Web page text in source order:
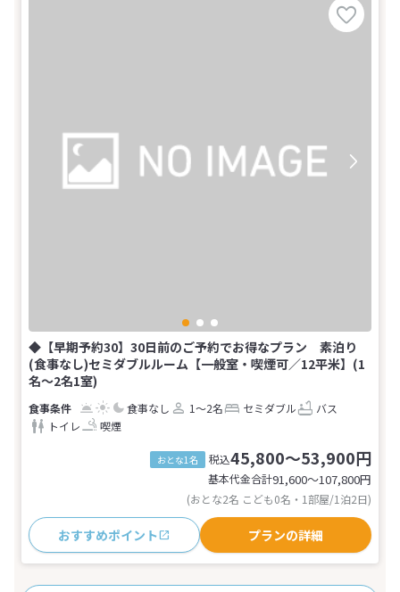
◆【早期予約30】30日前のご予約でお得なプラン 素泊り
(食事なし)セミダブルルーム【一般室・喫煙可／12平米】(1
名～2名1室)
食事なし 1～2名 セミダブル
バス
トイレ
喫煙
おとな1名 税込45,800～53,900円
基本代金合計91,600〜107,800円
(おとな2名 こども0名・1部屋/1泊2日)
おすすめポイント プランの詳細